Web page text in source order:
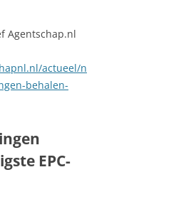
Agentschap.nl
actueel/n
behalen-
EPC-